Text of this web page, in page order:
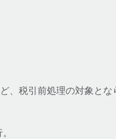
、税引前処理の対象とな